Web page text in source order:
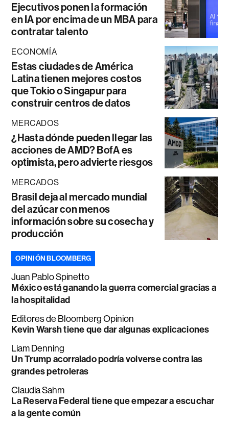
Ejecutivos ponen la formación
en IA por encima de un MBA para
contratar talento
ECONOMÍA
Estas ciudades de América
Latina tienen mejores costos
que Tokio o Singapur para
construir centros de datos
MERCADOS
¿Hasta dónde pueden llegar las
acciones de AMD? BofA es
optimista, pero advierte riesgos
MERCADOS
Brasil deja al mercado mundial
del azúcar con menos
información sobre su cosecha y
producción
OPINIÓN BLOOMBERG
Juan Pablo Spinetto
México está ganando la guerra comercial gracias a
la hospitalidad
Editores de Bloomberg Opinion
Kevin Warsh tiene que dar algunas explicaciones
Liam Denning
Un Trump acorralado podría volverse contra las
grandes petroleras
Claudia Sahm
La Reserva Federal tiene que empezar a escuchar
a la gente común